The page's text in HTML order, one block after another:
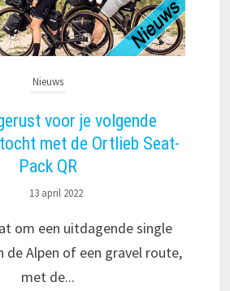
Nieuws
voor je volgende
met de Ortlieb Seat-
Pack QR
13 april 2022
om een uitdagende single
de Alpen of een gravel route,
met de...